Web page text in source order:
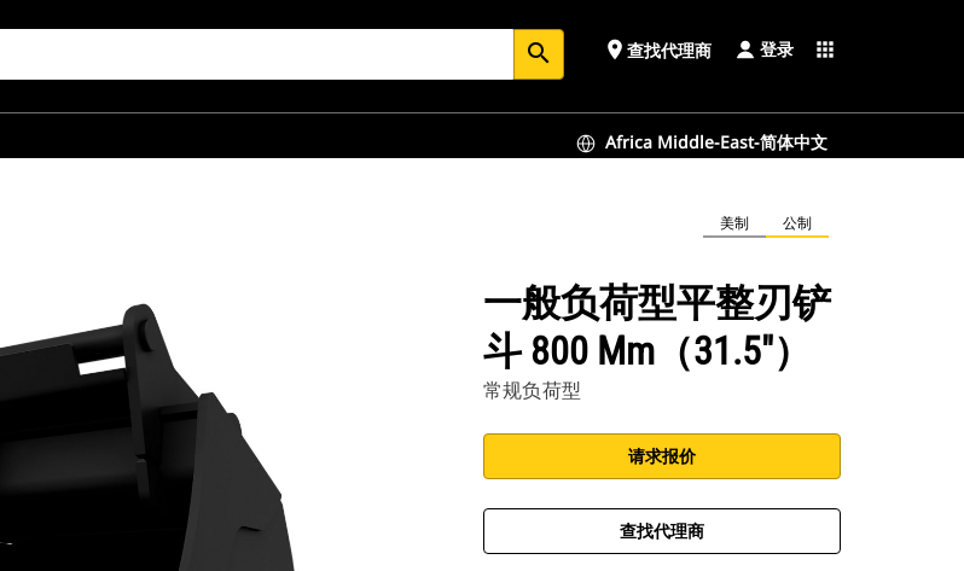
search place 查找代理商 登录 apps
Africa Middle-East-简体中文
美制 公制
一般负荷型平整刃铲
斗 800 Mm（31.5"）
常规负荷型
请求报价
查找代理商